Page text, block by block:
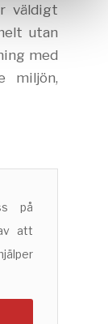
väldigt
utan
med
miljön,
på
att